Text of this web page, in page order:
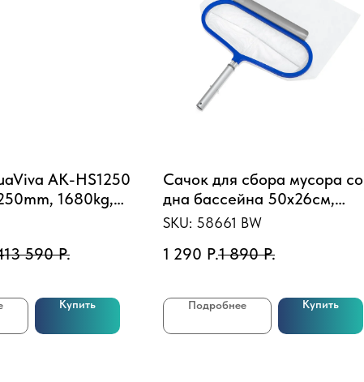
AK-HS1250
1680kg,
1.2м засыпка)
590 Р.
Купить
Сачок для сбора мусора со
дна бассейна 50х26см,
алюминиевый, под
SKU: 58661 BW
1 290 Р.1 890 Р.
Подробнее Купить